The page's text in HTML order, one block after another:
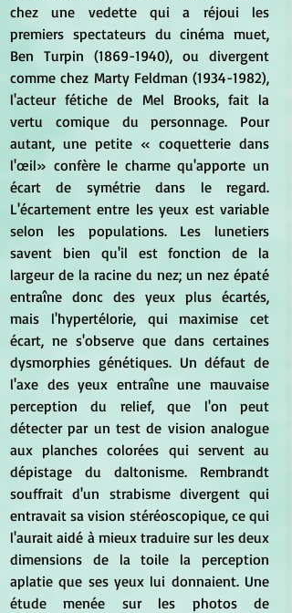
chez une vedette qui a réjoui les
premiers spectateurs du cinéma muet,
Ben Turpin (1869-1940), ou divergent
comme chez Marty Feldman (1934-1982),
l'acteur fétiche de Mel Brooks, fait la
vertu comique du personnage. Pour
autant, une petite « coquetterie dans
l'œil» confère le charme qu'apporte un
écart de symétrie dans le regard.
L'écartement entre les yeux est variable
selon les populations. Les lunetiers
savent bien qu'il est fonction de la
largeur de la racine du nez; un nez épaté
entraîne donc des yeux plus écartés,
mais l'hypertélorie, qui maximise cet
écart, ne s'observe que dans certaines
dysmorphies génétiques. Un défaut de
l'axe des yeux entraîne une mauvaise
perception du relief, que l'on peut
détecter par un test de vision analogue
aux planches colorées qui servent au
dépistage du daltonisme. Rembrandt
souffrait d'un strabisme divergent qui
entravait sa vision stéréoscopique, ce qui
l'aurait aidé à mieux traduire sur les deux
dimensions de la toile la perception
aplatie que ses yeux lui donnaient. Une
étude menée sur les photos de